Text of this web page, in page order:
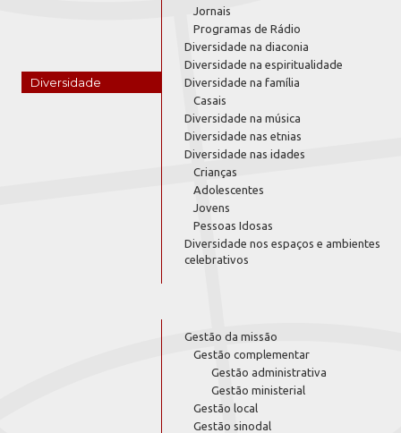
Diversidade
Jornais
Programas de Rádio
Diversidade na diaconia
Diversidade na espiritualidade
Diversidade na família
Casais
Diversidade na música
Diversidade nas etnias
Diversidade nas idades
Crianças
Adolescentes
Jovens
Pessoas Idosas
Diversidade nos espaços e ambientes
celebrativos
Gestão da missão
Gestão complementar
Gestão administrativa
Gestão ministerial
Gestão local
Gestão sinodal